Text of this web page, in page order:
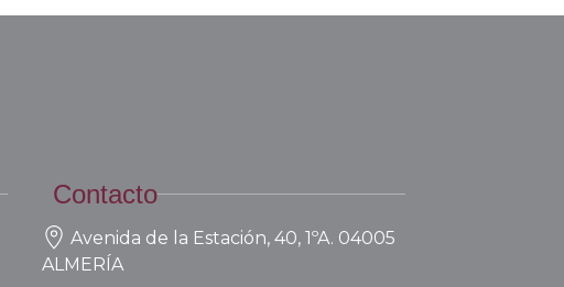
Contacto
Avenida de la Estación, 40, 1ºA. 04005
ALMERÍA